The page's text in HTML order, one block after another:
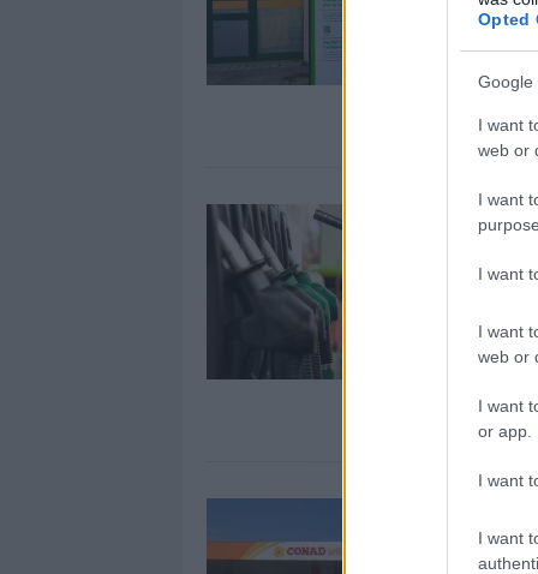
Opted
Google
I want
web or
I want
I want
I want
web or
I want
or app.
I want
I want